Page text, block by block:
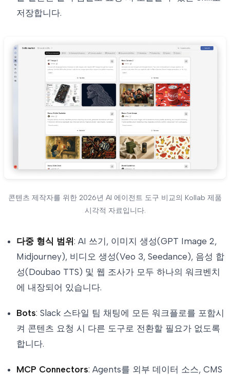
저장합니다.
콘텐츠 제작자를 위한 2026년 AI 에이전트 도구 비교의 Kollab 제품
시각적 자료입니다.
다중 형식 범위: AI 쓰기, 이미지 생성(GPT Image 2,
Midjourney), 비디오 생성(Veo 3, Seedance), 음성 합
성(Doubao TTS) 및 웹 조사가 모두 하나의 워크벤치
에 내장되어 있습니다.
Bots: Slack 스타일 팀 채팅에 모든 워크플로를 포함시
켜 콘텐츠 요청 시 다른 도구로 전환할 필요가 없도록
합니다.
MCP Connectors: Agents를 외부 데이터 소스, CMS